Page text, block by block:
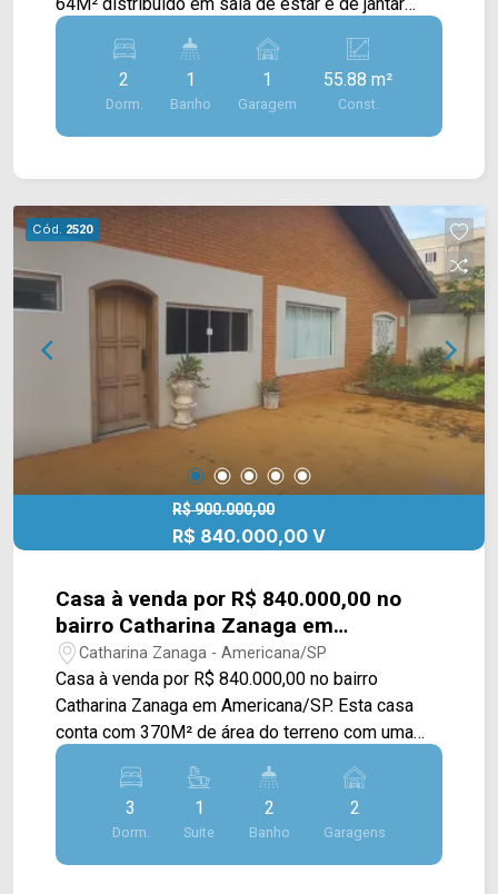
integradas, cozinha tipo americana e área de
serviço. > 02 dormitórios; > 01 banheiro social; >
01 vaga de garagem. *Aceita financiamento. O
condomínio é localizado próximo a
supermercados, farmácias, restaurantes, bancos,
e agende a sua visita!! WhatsApp e Telefone
Arbix: (19) 3475-4546 ARBIX IMÓVEIS -
Presente em cada mudança!
2
Dorm.
1
Banho
1
Garagem
55.88 m²
Const.
Cód. 2520
R$ 900.000,00
R$ 840.000,00 V
Casa à venda por R$ 840.000,00 no
bairro Catharina Zanaga em
Americana/SP
Catharina Zanaga - Americana/SP
Casa à venda por R$ 840.000,00 no bairro
Catharina Zanaga em Americana/SP. Esta casa
conta com 370M² de área do terreno com uma
construção de 222M² podendo ser utilizada tanto
na modalidade residencial quanto na comercial.
Sendo disposta em uma ampla sala de estar e
jantar cozinha com copa e armários planejados,
despensa com armários, amplo quintal e área de
3
Dorm.
1
Suite
2
Banho
2
Garagens